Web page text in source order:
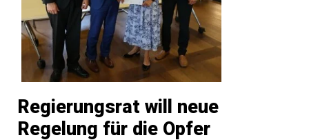
Regierungsrat will neue
Regelung für die Opfer